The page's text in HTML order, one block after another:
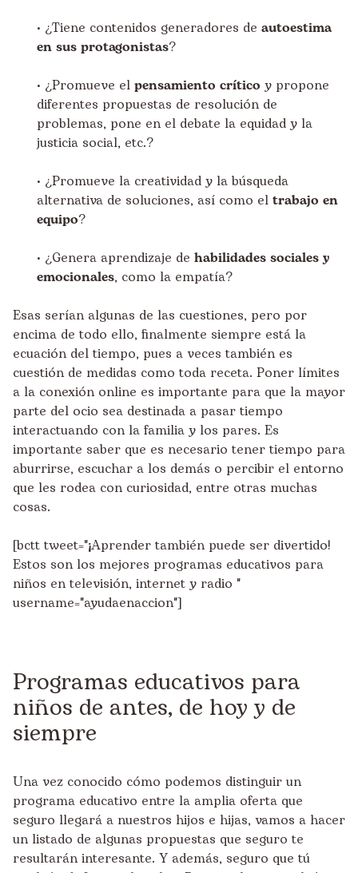
• ¿Tiene contenidos generadores de autoestima
en sus protagonistas?
• ¿Promueve el pensamiento crítico y propone
diferentes propuestas de resolución de
problemas, pone en el debate la equidad y la
justicia social, etc.?
• ¿Promueve la creatividad y la búsqueda
alternativa de soluciones, así como el trabajo en
equipo?
• ¿Genera aprendizaje de habilidades sociales y
emocionales, como la empatía?
Esas serían algunas de las cuestiones, pero por
encima de todo ello, finalmente siempre está la
ecuación del tiempo, pues a veces también es
cuestión de medidas como toda receta. Poner límites
a la conexión online es importante para que la mayor
parte del ocio sea destinada a pasar tiempo
interactuando con la familia y los pares. Es
importante saber que es necesario tener tiempo para
aburrirse, escuchar a los demás o percibir el entorno
que les rodea con curiosidad, entre otras muchas
cosas.
[bctt tweet="¡Aprender también puede ser divertido!
Estos son los mejores programas educativos para
niños en televisión, internet y radio "
username="ayudaenaccion"]
Programas educativos para
niños de antes, de hoy y de
siempre
Una vez conocido cómo podemos distinguir un
programa educativo entre la amplia oferta que
seguro llegará a nuestros hijos e hijas, vamos a hacer
un listado de algunas propuestas que seguro te
resultarán interesante. Y además, seguro que tú